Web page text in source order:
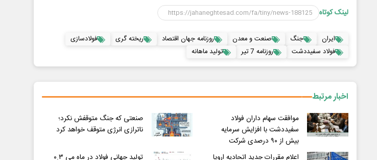
لینک کوتاه
ایران جنگ صنعت و معدن روزنامه جهان اقتصاد
اخبار مرتبط
موافقت سهام داران فولاد
سفیددشت با افزایش سرمایه
صنعتی که جنگ متوقفش نکرد؛